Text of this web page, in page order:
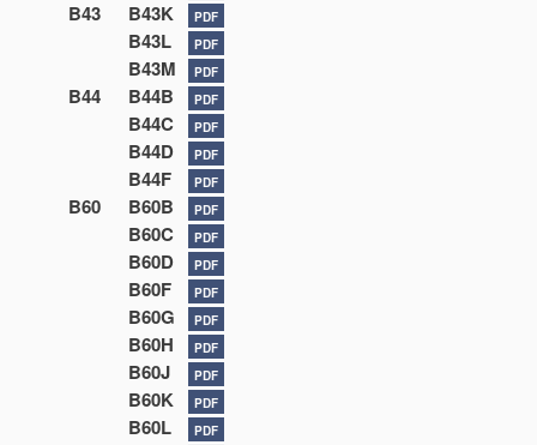
B43 B43K PDF
B43L PDF
B43M PDF
B44 B44B PDF
B44C PDF
B44D PDF
B44F PDF
B60 B60B PDF
B60C PDF
B60D PDF
B60F PDF
B60G PDF
B60H PDF
B60J PDF
B60K PDF
B60L PDF